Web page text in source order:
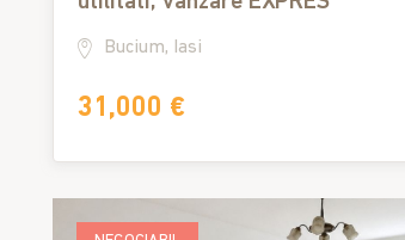
Bucium, Iasi
31,000 €